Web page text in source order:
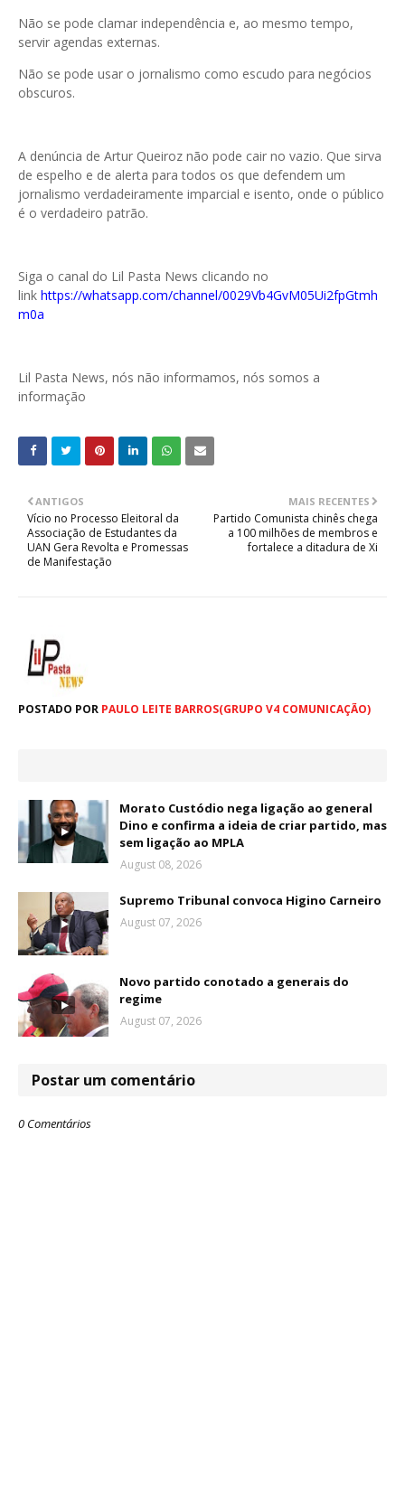
Não se pode clamar independência e, ao mesmo tempo,
servir agendas externas.
Não se pode usar o jornalismo como escudo para negócios
obscuros.
A denúncia de Artur Queiroz não pode cair no vazio. Que sirva
de espelho e de alerta para todos os que defendem um
jornalismo verdadeiramente imparcial e isento, onde o público
é o verdadeiro patrão.
Siga o canal do Lil Pasta News clicando no
link https://whatsapp.com/channel/0029Vb4GvM05Ui2fpGtmh
m0a
Lil Pasta News, nós não informamos, nós somos a
informação
MAIS RECENTES
Partido Comunista chinês chega
a 100 milhões de membros e
fortalece a ditadura de Xi
ANTIGOS
‎Vício no Processo Eleitoral da
Associação de Estudantes da
UAN Gera Revolta e Promessas
de Manifestação
POSTADO POR PAULO LEITE BARROS(GRUPO V4 COMUNICAÇÃO)
Morato Custódio nega ligação ao general
Dino e confirma a ideia de criar partido, mas
sem ligação ao MPLA
August 08, 2026
Supremo Tribunal convoca Higino Carneiro
August 07, 2026
Novo partido conotado a generais do
regime
August 07, 2026
Postar um comentário
0 Comentários